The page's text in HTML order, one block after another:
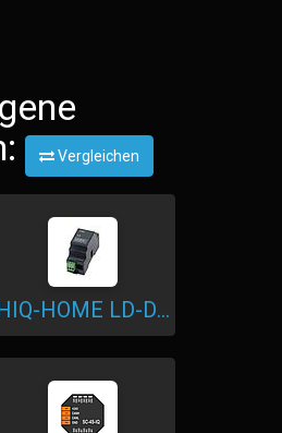
Vergleichen
HIQ-HOME LD-D8-IQ